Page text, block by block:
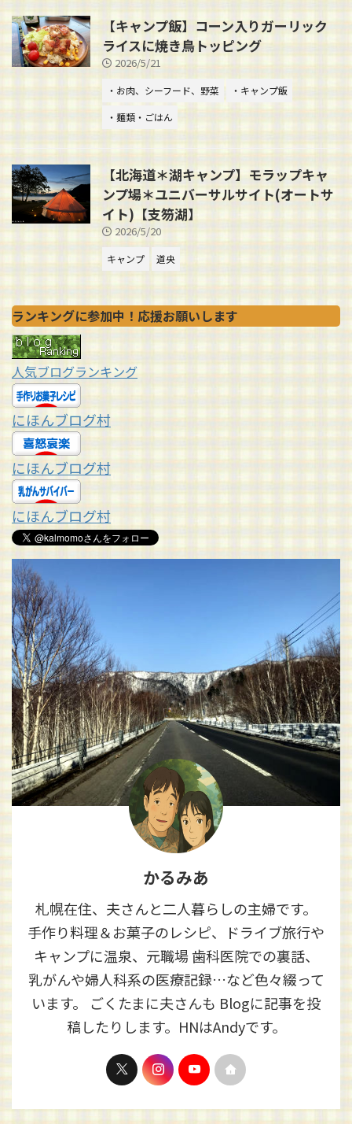
【キャンプ飯】コーン入りガーリック
ライスに焼き鳥トッピング
2026/5/21
・お肉、シーフード、野菜
・キャンプ飯
・麺類・ごはん
【北海道＊湖キャンプ】モラップキャ
ンプ場＊ユニバーサルサイト(オートサ
イト)【支笏湖】
2026/5/20
キャンプ 道央
ランキングに参加中！応援お願いします
人気ブログランキング
にほんブログ村
にほんブログ村
にほんブログ村
かるみあ
札幌在住、夫さんと二人暮らしの主婦です。
手作り料理＆お菓子のレシピ、ドライブ旅行や
キャンプに温泉、元職場 歯科医院での裏話、
乳がんや婦人科系の医療記録…など色々綴って
います。 ごくたまに夫さんも Blogに記事を投
稿したりします。HNはAndyです。